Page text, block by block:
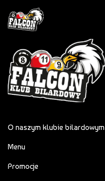
O naszym klubie bilardowym
Menu
Promocje